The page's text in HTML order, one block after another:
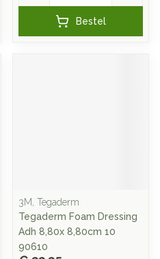
Bestel
3M, Tegaderm
Tegaderm Foam Dressing
Adh 8,80x 8,80cm 10
90610